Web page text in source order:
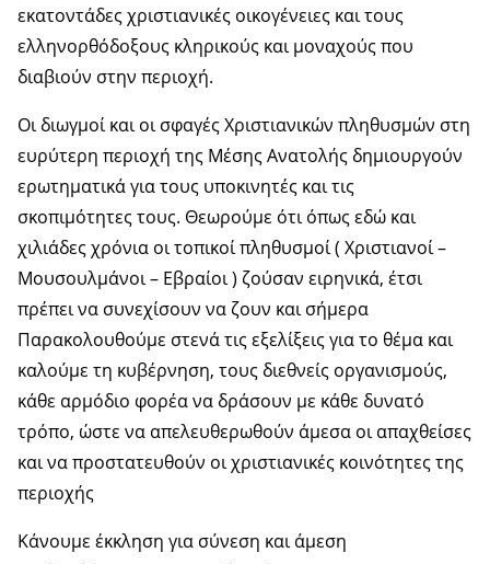
εκατοντάδες χριστιανικές οικογένειες και τους
ελληνορθόδοξους κληρικούς και μοναχούς που
διαβιούν στην περιοχή.
Οι διωγμοί και οι σφαγές Χριστιανικών πληθυσμών στη
ευρύτερη περιοχή της Μέσης Ανατολής δημιουργούν
ερωτηματικά για τους υποκινητές και τις
σκοπιμότητες τους. Θεωρούμε ότι όπως εδώ και
χιλιάδες χρόνια οι τοπικοί πληθυσμοί ( Χριστιανοί –
Μουσουλμάνοι – Εβραίοι ) ζούσαν ειρηνικά, έτσι
πρέπει να συνεχίσουν να ζουν και σήμερα
Παρακολουθούμε στενά τις εξελίξεις για το θέμα και
καλούμε τη κυβέρνηση, τους διεθνείς οργανισμούς,
κάθε αρμόδιο φορέα να δράσουν με κάθε δυνατό
τρόπο, ώστε να απελευθερωθούν άμεσα οι απαχθείσες
και να προστατευθούν οι χριστιανικές κοινότητες της
περιοχής
Κάνουμε έκκληση για σύνεση και άμεση